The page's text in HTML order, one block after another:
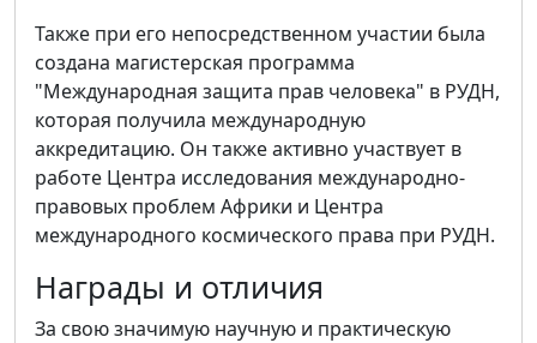
Также при его непосредственном участии была
создана магистерская программа
"Международная защита прав человека" в РУДН,
которая получила международную
аккредитацию. Он также активно участвует в
работе Центра исследования международно-
правовых проблем Африки и Центра
международного космического права при РУДН.
Награды и отличия
За свою значимую научную и практическую